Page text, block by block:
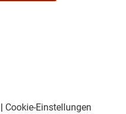
Cookie-Einstellungen